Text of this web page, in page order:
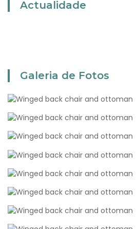
Actualidade
Galeria de Fotos